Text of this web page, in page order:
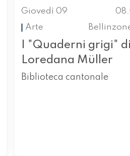
Giovedì 09
Arte
I "Quaderni grigi" di
Loredana Müller
Biblioteca cantonale